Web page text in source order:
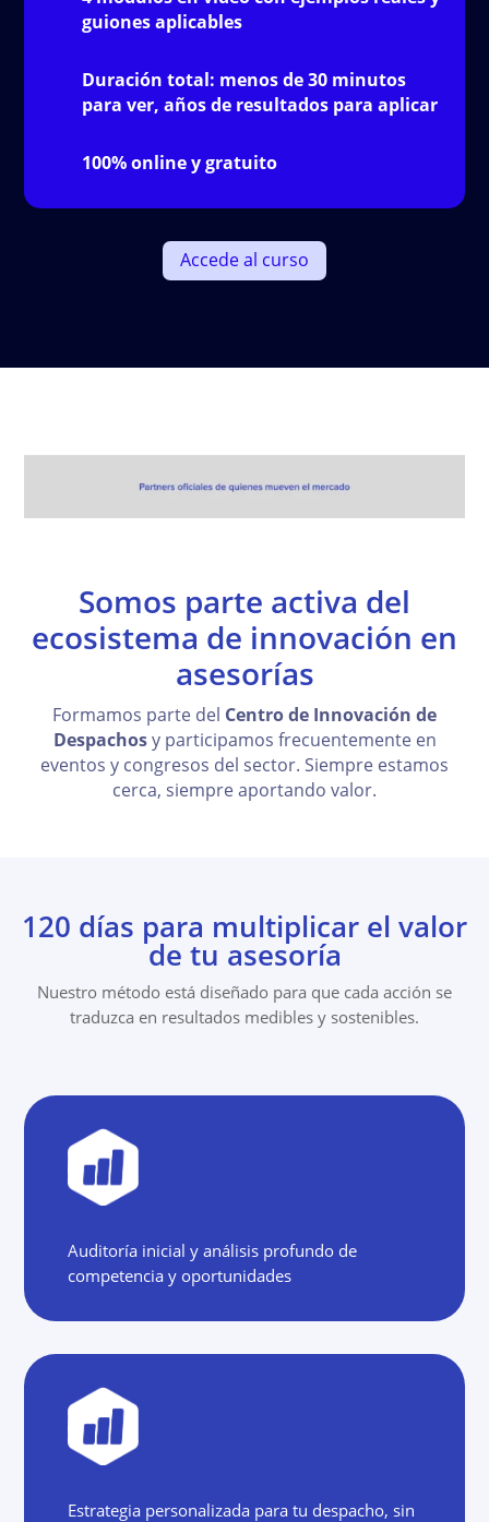
guiones aplicables
Duración total: menos de 30 minutos
para ver, años de resultados para aplicar
100% online y gratuito
Accede al curso
Somos parte activa del
ecosistema de innovación en
asesorías
Formamos parte del Centro de Innovación de
Despachosy participamos frecuentemente en
eventos y congresos del sector. Siempre estamos
cerca, siempre aportando valor.
120 días para multiplicar el valor
de tu asesoría
Nuestro método está diseñado para que cada acción se
traduzca en resultados medibles y sostenibles.
Auditoría inicial y análisis profundo de
competencia y oportunidades
Estrategia personalizada para tu despacho, sin